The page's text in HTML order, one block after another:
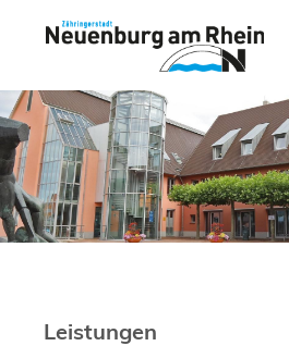
Leistungen